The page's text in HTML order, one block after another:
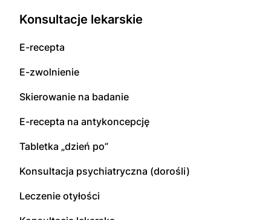
Konsultacje lekarskie
E-recepta
E-zwolnienie
Skierowanie na badanie
E-recepta na antykoncepcję
Tabletka „dzień po”
Konsultacja psychiatryczna (dorośli)
Leczenie otyłości